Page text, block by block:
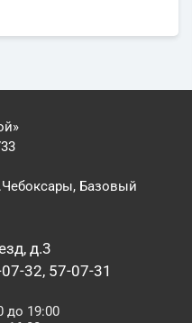
Базовый
д.3
32, 57-07-31
до 19:00